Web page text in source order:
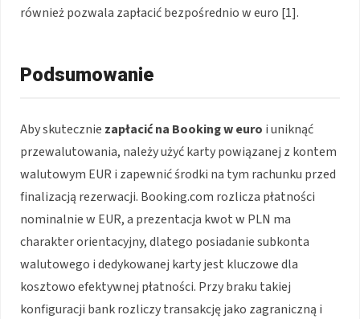
również pozwala zapłacić bezpośrednio w euro [1].
Podsumowanie
Aby skutecznie zapłacić na Booking w euro i uniknąć
przewalutowania, należy użyć karty powiązanej z kontem
walutowym EUR i zapewnić środki na tym rachunku przed
finalizacją rezerwacji. Booking.com rozlicza płatności
nominalnie w EUR, a prezentacja kwot w PLN ma
charakter orientacyjny, dlatego posiadanie subkonta
walutowego i dedykowanej karty jest kluczowe dla
kosztowo efektywnej płatności. Przy braku takiej
konfiguracji bank rozliczy transakcję jako zagraniczną i